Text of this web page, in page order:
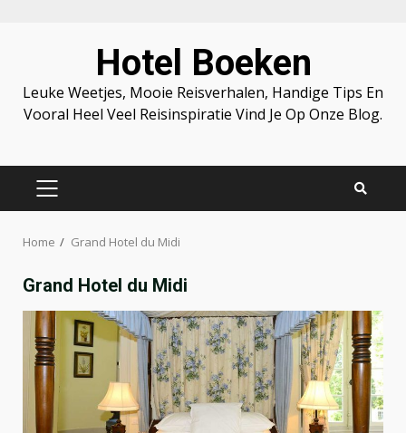
Hotel Boeken
Leuke Weetjes, Mooie Reisverhalen, Handige Tips En
Vooral Heel Veel Reisinspiratie Vind Je Op Onze Blog.
PRIMARY
Home Grand Hotel du Midi
Grand Hotel du Midi